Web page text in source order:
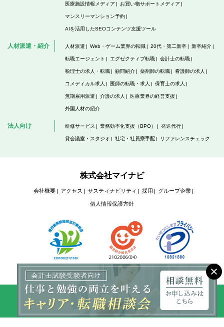
医療施設情報メディア お買い物サポートメディア
マンスリーマンション予約
AIを活用したSEOコンテンツ支援ツール
人材派遣・紹介 人材派遣 Web・ゲーム業界の転職 20代・第二新卒 新卒紹介
転職エージェント エグゼクティブ転職 会計士の転職
税理士の求人・転職 顧問紹介 薬剤師の転職 看護師の求人
コメディカル求人 医師の転職・求人 保育士の求人
無期雇用派遣 介護の求人 医療業界の経営支援
外国人材の紹介
法人向け 研修サービス 業務効率化支援（BPO） 発送代行
貸会議室・スタジオ 社宅・社員寮手配 リファレンスチェック
株式会社マイナビ
会社概要 アクセス サスティナビリティ 採用 グループ企業
個人情報保護方針
Copyright @ Mynavi Corporation